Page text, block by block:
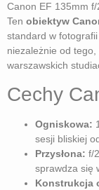
Canon EF 135mm
Ten obiektyw
standard w
niezależnie od
warszawskich
Cechy
Ogniskowa:
sesji bliskiej
Przysłona: f/
sprawdza się
Konstrukcja